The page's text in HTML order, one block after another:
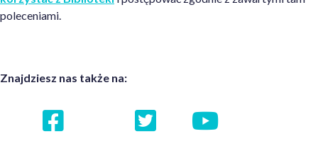
poleceniami.
Znajdziesz nas także na: